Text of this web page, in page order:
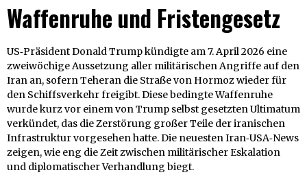
Waffenruhe und Fristengesetz
US‑Präsident Donald Trump kündigte am 7. April 2026 eine
zweiwöchige Aussetzung aller militärischen Angriffe auf den
Iran an, sofern Teheran die Straße von Hormoz wieder für
den Schiffsverkehr freigibt. Diese bedingte Waffenruhe
wurde kurz vor einem von Trump selbst gesetzten Ultimatum
verkündet, das die Zerstörung großer Teile der iranischen
Infrastruktur vorgesehen hatte. Die neuesten Iran‑USA‑News
zeigen, wie eng die Zeit zwischen militärischer Eskalation
und diplomatischer Verhandlung biegt.